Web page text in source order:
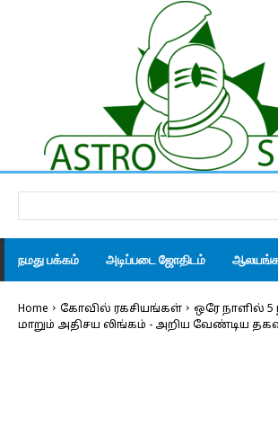
நமது பக்கம் அடிப்படை ஜோதிடம்
Home கோவில் ரகசியங்கள்
ஒரே நாளில்
மாறும் அதிசய லிங்கம் - அறிய வேண்டிய